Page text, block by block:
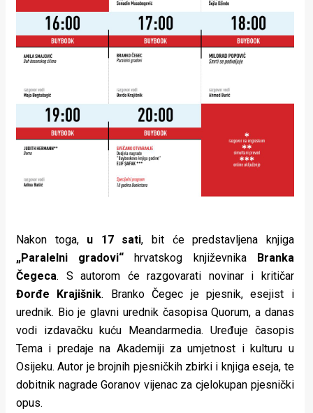
Nakon toga, u 17 sati, bit će predstavljena knjiga
„Paralelni gradovi“ hrvatskog književnika
Branka
Čegeca. S autorom će razgovarati novinar i kritičar
Đorđe Krajišnik. Branko Čegec je pjesnik, esejist i
urednik. Bio je glavni urednik časopisa Quorum, a danas
vodi izdavačku kuću Meandarmedia. Uređuje časopis
Tema i predaje na Akademiji za umjetnost i kulturu u
Osijeku. Autor je brojnih pjesničkih zbirki i knjiga eseja, te
dobitnik nagrade Goranov vijenac za cjelokupan pjesnički
opus.